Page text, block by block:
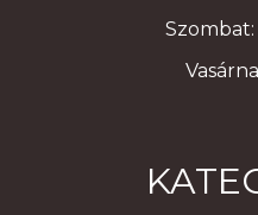
Szombat: